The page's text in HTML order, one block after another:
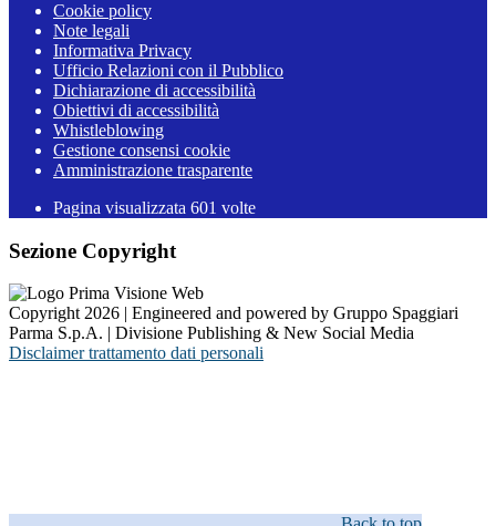
Cookie policy
Note legali
Informativa Privacy
Ufficio Relazioni con il Pubblico
Dichiarazione di accessibilità
Obiettivi di accessibilità
Whistleblowing
Gestione consensi cookie
Amministrazione trasparente
Pagina visualizzata 601 volte
Sezione Copyright
Copyright 2026 | Engineered and powered by Gruppo Spaggiari
Parma S.p.A. | Divisione Publishing & New Social Media
Disclaimer trattamento dati personali